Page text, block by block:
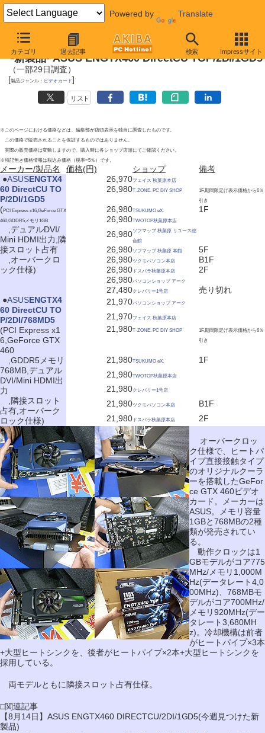
Powered by Translate
カテゴリ 過去記事 検索 Impressサイト
2010年8月28日号
-新製品- ASUS ENGTX460 DirectCU TOP/2DI/1GD5
（一部29日調査）
[製品ジャンル： ビデオカード]
リスト
※このページにおける価格などは、編集部が店頭表示を独自に調査したものです。
この価格で販売されることを保証するものではありません。
実際の販売価格は変動しますので、購入時に各ショップ店頭にてご確認ください。
※特記無き価格情報は税込み価格（税率=5％）です。
メーカー/製品名 価格(円) ショップ
備考
●ASUSENGTX4
60 DirectCU TO
P/2DI/1GD5
(PCI Express x16,GeForce GTX
460,GDDR5メモリ1GB
,デュアルDVI/
Mini HDMI出力,隣
接スロット占有
,オーバークロ
ック仕様)
26,970フェイス 秋葉原本店
26,980T-ZONE. PC DIY SHOP
1F,期間限定げ表示価格から6％
引き
26,980TSUKUMO eX.
1F
26,980TWOTOP秋葉原本店
26,980ソフマップ 秋葉原 リユース総
合館
26,980ソフマップ 秋葉原 本館
5F
26,980ツクモパソコン本店
B1F
26,980 ドスパラ秋葉原本店
2F
26,980パソコンショップ アーク
27,480クレバリー1号店
売り切れ
●ASUSENGTX4
60 DirectCU TO
P/2DI/768MD5
(PCI Express x1
6,GeForce GTX
460
,GDDR5メモリ
768MB,デュアル
DVI/Mini HDMI出
力
,隣接スロット
占有,オーバーク
ロック仕様)
21,970パソコンショップ アーク
21,970フェイス 秋葉原本店
21,980T-ZONE. PC DIY SHOP
1F,期間限定げ表示価格から6％
引き
21,980TSUKUMO eX.
1F
21,980TWOTOP秋葉原本店
21,980クレバリー1号店
21,980ツクモパソコン本店
B1F
21,980 ドスパラ秋葉原本店 2F
オーバークロッ
ク仕様で、ヒートパ
イプ直接接触タイプ
のオリジナルクーラ
ーを搭載したGeFor
ce GTX 460ビデオ
カード。メーカーは
ASUS。メモリ容量
1GBと768MBの2種
類が発売されてい
る。
動作クロックは1
GBモデルがコア775
MHz/メモリ1,000M
Hz(データレート4,0
00MHz)、768MBモ
デルがコア700MHz/
メモリ920MHz(デー
タレート3,680MH
z)。冷却機構は前者
がヒートパイプ×3本
+大型ヒートシンクを、後者がヒートパイプ×2本+大型ヒートシンクを
採用している。
両モデルともに隣接スロット占有仕様。
□関連記事
【8月14日】ASUS ENGTX460 DIRECTCU/2DI/1GD5(今週見つけた新
製品)